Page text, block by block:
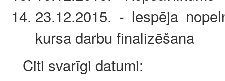
23.12.2015. - Iespēja
kursa darbu finalizēšana
Citi svarīgi datumi: